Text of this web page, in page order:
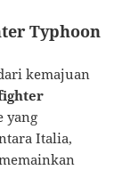
Typhoon
kemajuan
yang
Italia,